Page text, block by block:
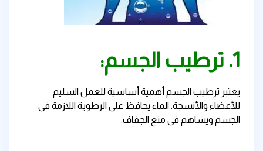
1. ترطيب الجسم:
يعتبر ترطيب الجسم أهمية أساسية للعمل السليم
للأعضاء والأنسجة. الماء يحافظ على الرطوبة اللازمة في
الجسم ويساهم في منع الجفاف.